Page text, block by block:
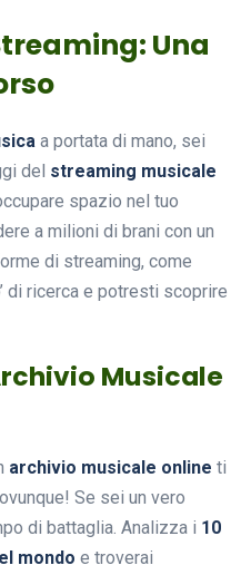
Una
a portata di mano, sei
del streaming musicale
spazio nel tuo
a milioni di brani con un
di streaming, come
di ricerca e potresti scoprire
Musicale
archivio musicale online ti
Se sei un vero
di battaglia. Analizza i 10
mondo e troverai